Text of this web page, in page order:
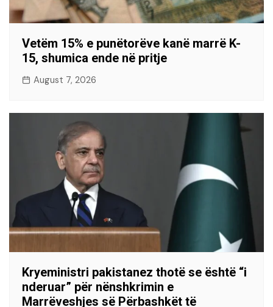
Vetëm 15% e punëtorëve kanë marrë K-
15, shumica ende në pritje
August 7, 2026
Kryeministri pakistanez thotë se është “i
nderuar” për nënshkrimin e
Marrëveshjes së Përbashkët të